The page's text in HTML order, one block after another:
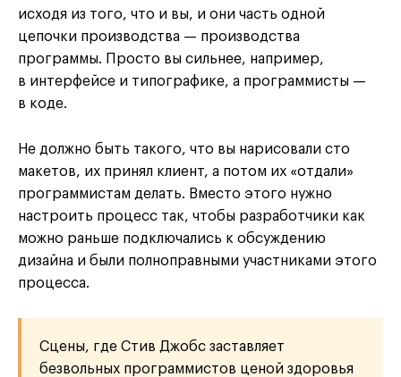
исходя из того, что и вы, и они часть одной
цепочки производства — производства
программы. Просто вы сильнее, например,
в интерфейсе и типографике, а программисты —
в коде.
Не должно быть такого, что вы нарисовали сто
макетов, их принял клиент, а потом их «отдали»
программистам делать. Вместо этого нужно
настроить процесс так, чтобы разработчики как
можно раньше подключались к обсуждению
дизайна и были полноправными участниками этого
процесса.
Сцены, где Стив Джобс заставляет
безвольных программистов ценой здоровья